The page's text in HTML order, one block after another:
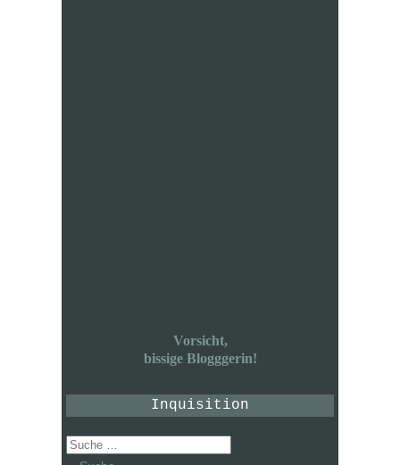
Vorsicht,
bissige Blogggerin!
Inquisition
Suche